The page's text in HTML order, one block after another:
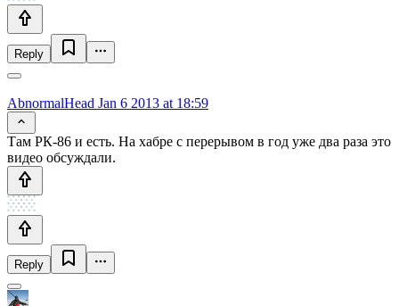
Reply
AbnormalHead Jan 6 2013 at 18:59
Там РК-86 и есть. На хабре с перерывом в год уже два раза это
видео обсуждали.
Reply